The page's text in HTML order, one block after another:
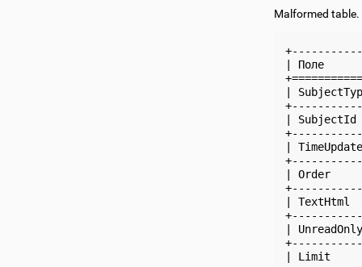
Malformed table.
| Поле
|
|
|
| Order
|
|
| Limit